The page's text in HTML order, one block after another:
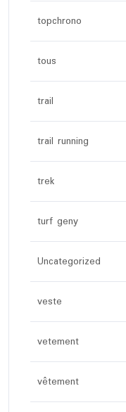
topchrono
tous
trail
trail running
trek
turf geny
Uncategorized
veste
vetement
vêtement